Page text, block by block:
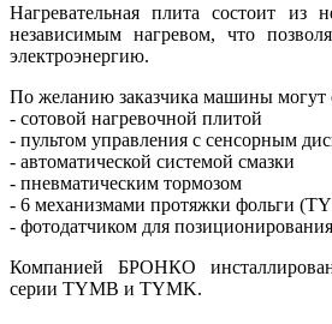
Нагревательная плита состоит из
независимым нагревом, что
электроэнергию.
По желанию заказчика машины могут
- сотовой нагревочной плитой
- пультом управления с сенсорным
- автоматической системой смазки
- пневматическим тормозом
- 6 механизмами протяжки фольги
- фотодатчиком для
Компанией БРОНКО
серии TYMB и TYMK.